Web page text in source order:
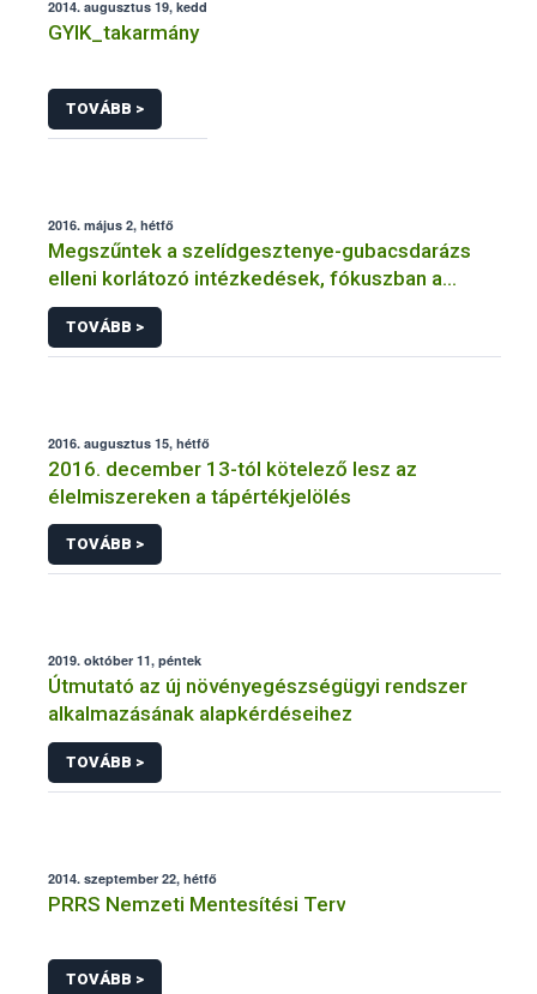
2014. augusztus 19, kedd
GYIK_takarmány
TOVÁBB >
2016. május 2, hétfő
Megszűntek a szelídgesztenye-gubacsdarázs
elleni korlátozó intézkedések, fókuszban a
biológiai védekezés
TOVÁBB >
2016. augusztus 15, hétfő
2016. december 13-tól kötelező lesz az
élelmiszereken a tápértékjelölés
TOVÁBB >
2019. október 11, péntek
Útmutató az új növényegészségügyi rendszer
alkalmazásának alapkérdéseihez
TOVÁBB >
2014. szeptember 22, hétfő
PRRS Nemzeti Mentesítési Terv
TOVÁBB >